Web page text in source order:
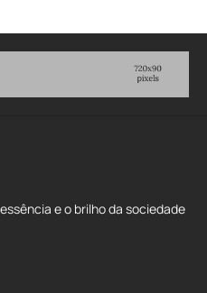
e o brilho da sociedade